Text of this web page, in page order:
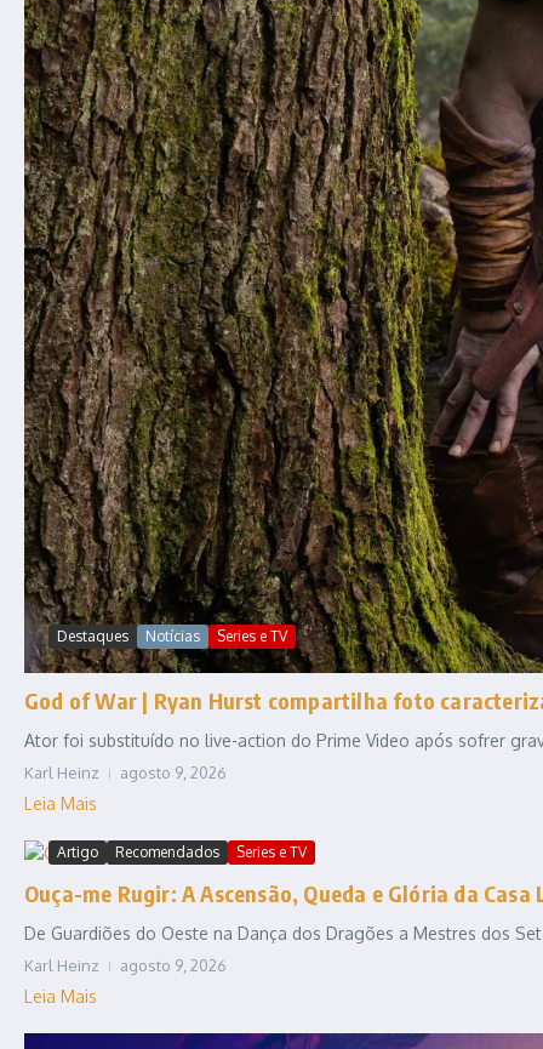
Destaques Notícias Series e TV
God of War | Ryan Hurst compartilha foto
Ator foi substituído no live-action do Prime Video após sofrer
Karl Heinz agosto 9, 2026
Leia Mais
Artigo Recomendados Series e TV
Ouça-me Rugir: A Ascensão, Queda e Glória da
De Guardiões do Oeste na Dança dos Dragões a Mestres dos
Karl Heinz agosto 9, 2026
Leia Mais